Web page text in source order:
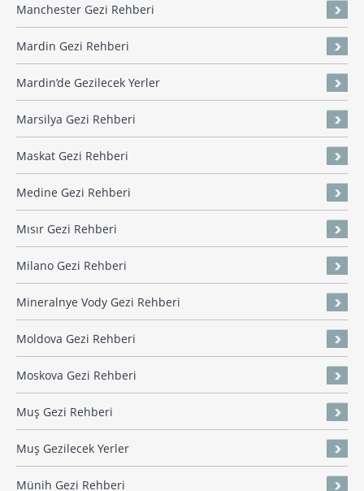
Manchester Gezi Rehberi
Mardin Gezi Rehberi
Mardin’de Gezilecek Yerler
Marsilya Gezi Rehberi
Maskat Gezi Rehberi
Medine Gezi Rehberi
Mısır Gezi Rehberi
Milano Gezi Rehberi
Mineralnye Vody Gezi Rehberi
Moldova Gezi Rehberi
Moskova Gezi Rehberi
Muş Gezi Rehberi
Muş Gezilecek Yerler
Münih Gezi Rehberi